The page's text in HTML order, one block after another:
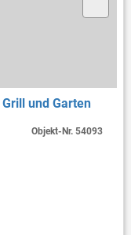
und Garten
Objekt-Nr.54093